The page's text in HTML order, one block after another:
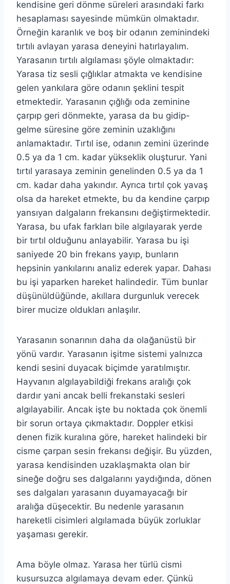
kendisine geri dönme süreleri arasındaki farkı
hesaplaması sayesinde mümkün olmaktadır.
Örneğin karanlık ve boş bir odanın zeminindeki
tırtılı avlayan yarasa deneyini hatırlayalım.
Yarasanın tırtılı algılaması şöyle olmaktadır:
Yarasa tiz sesli çığlıklar atmakta ve kendisine
gelen yankılara göre odanın şeklini tespit
etmektedir. Yarasanın çığlığı oda zeminine
çarpıp geri dönmekte, yarasa da bu gidip-
gelme süresine göre zeminin uzaklığını
anlamaktadır. Tırtıl ise, odanın zemini üzerinde
0.5 ya da 1 cm. kadar yükseklik oluşturur. Yani
tırtıl yarasaya zeminin genelinden 0.5 ya da 1
cm. kadar daha yakındır. Ayrıca tırtıl çok yavaş
olsa da hareket etmekte, bu da kendine çarpıp
yansıyan dalgaların frekansını değiştirmektedir.
Yarasa, bu ufak farkları bile algılayarak yerde
bir tırtıl olduğunu anlayabilir. Yarasa bu işi
saniyede 20 bin frekans yayıp, bunların
hepsinin yankılarını analiz ederek yapar. Dahası
bu işi yaparken hareket halindedir. Tüm bunlar
düşünüldüğünde, akıllara durgunluk verecek
birer mucize oldukları anlaşılır.
Yarasanın sonarının daha da olağanüstü bir
yönü vardır. Yarasanın işitme sistemi yalnızca
kendi sesini duyacak biçimde yaratılmıştır.
Hayvanın algılayabildiği frekans aralığı çok
dardır yani ancak belli frekanstaki sesleri
algılayabilir. Ancak işte bu noktada çok önemli
bir sorun ortaya çıkmaktadır. Doppler etkisi
denen fizik kuralına göre, hareket halindeki bir
cisme çarpan sesin frekansı değişir. Bu yüzden,
yarasa kendisinden uzaklaşmakta olan bir
sineğe doğru ses dalgalarını yaydığında, dönen
ses dalgaları yarasanın duyamayacağı bir
aralığa düşecektir. Bu nedenle yarasanın
hareketli cisimleri algılamada büyük zorluklar
yaşaması gerekir.
Ama böyle olmaz. Yarasa her türlü cismi
kusursuzca algılamaya devam eder. Çünkü